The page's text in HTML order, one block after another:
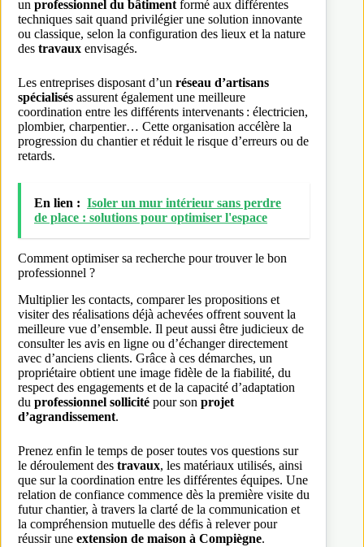
un professionnel du bâtiment formé aux différentes
techniques sait quand privilégier une solution innovante
ou classique, selon la configuration des lieux et la nature
des travaux envisagés.
Les entreprises disposant d’un réseau d’artisans
spécialisés assurent également une meilleure
coordination entre les différents intervenants : électricien,
plombier, charpentier… Cette organisation accélère la
progression du chantier et réduit le risque d’erreurs ou de
retards.
En lien : Isoler un mur intérieur sans perdre
de place : solutions pour optimiser l'espace
Comment optimiser sa recherche pour trouver le bon
professionnel ?
Multiplier les contacts, comparer les propositions et
visiter des réalisations déjà achevées offrent souvent la
meilleure vue d’ensemble. Il peut aussi être judicieux de
consulter les avis en ligne ou d’échanger directement
avec d’anciens clients. Grâce à ces démarches, un
propriétaire obtient une image fidèle de la fiabilité, du
respect des engagements et de la capacité d’adaptation
du professionnel sollicité pour son projet
d’agrandissement.
Prenez enfin le temps de poser toutes vos questions sur
le déroulement des travaux, les matériaux utilisés, ainsi
que sur la coordination entre les différentes équipes. Une
relation de confiance commence dès la première visite du
futur chantier, à travers la clarté de la communication et
la compréhension mutuelle des défis à relever pour
réussir une extension de maison à Compiègne.